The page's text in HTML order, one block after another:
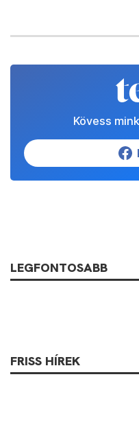
Kövess
LEGFONTOSABB
FRISS HÍREK